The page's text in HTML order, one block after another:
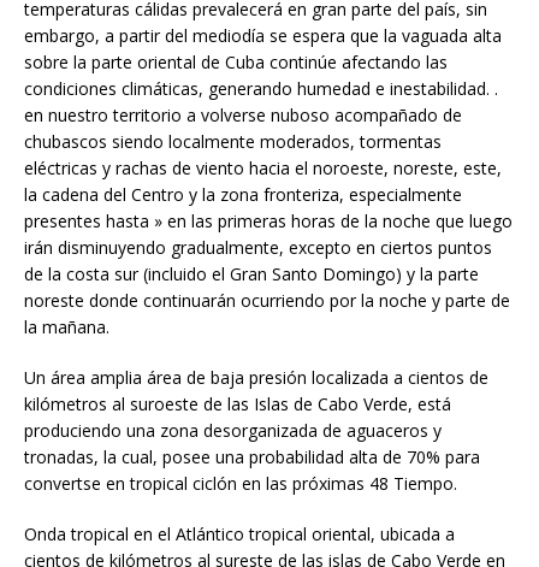
temperaturas cálidas prevalecerá en gran parte del país, sin
embargo, a partir del mediodía se espera que la vaguada alta
sobre la parte oriental de Cuba continúe afectando las
condiciones climáticas, generando humedad e inestabilidad. .
en nuestro territorio a volverse nuboso acompañado de
chubascos siendo localmente moderados, tormentas
eléctricas y rachas de viento hacia el noroeste, noreste, este,
la cadena del Centro y la zona fronteriza, especialmente
presentes hasta » en las primeras horas de la noche que luego
irán disminuyendo gradualmente, excepto en ciertos puntos
de la costa sur (incluido el Gran Santo Domingo) y la parte
noreste donde continuarán ocurriendo por la noche y parte de
la mañana.
Un área amplia área de baja presión localizada a cientos de
kilómetros al suroeste de las Islas de Cabo Verde, está
produciendo una zona desorganizada de aguaceros y
tronadas, la cual, posee una probabilidad alta de 70% para
convertse en tropical ciclón en las próximas 48 Tiempo.
Onda tropical en el Atlántico tropical oriental, ubicada a
cientos de kilómetros al sureste de las islas de Cabo Verde en